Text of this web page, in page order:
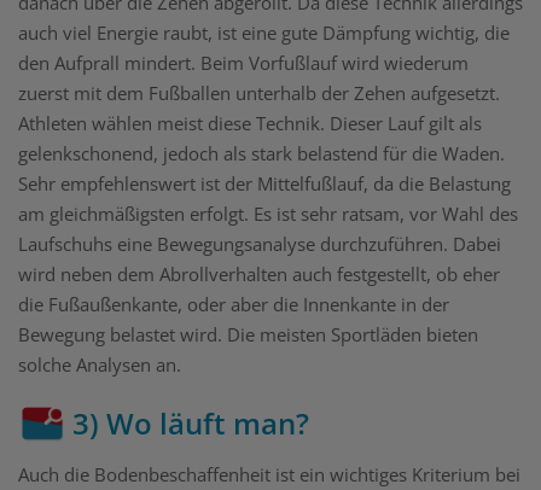
auch viel Energie raubt, ist eine gute Dämpfung wichtig, die
den Aufprall mindert. Beim Vorfußlauf wird wiederum
zuerst mit dem Fußballen unterhalb der Zehen aufgesetzt.
Athleten wählen meist diese Technik. Dieser Lauf gilt als
gelenkschonend, jedoch als stark belastend für die Waden.
Sehr empfehlenswert ist der Mittelfußlauf, da die Belastung
am gleichmäßigsten erfolgt. Es ist sehr ratsam, vor Wahl des
Laufschuhs eine Bewegungsanalyse durchzuführen. Dabei
wird neben dem Abrollverhalten auch festgestellt, ob eher
die Fußaußenkante, oder aber die Innenkante in der
Bewegung belastet wird. Die meisten Sportläden bieten
solche Analysen an.
3) Wo läuft man?
Auch die Bodenbeschaffenheit ist ein wichtiges Kriterium bei